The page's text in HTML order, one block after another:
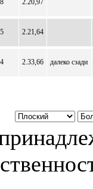
8 2.20,97
5 2.21,64
4 2.33,66 далеко сзади